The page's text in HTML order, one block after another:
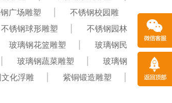
广场雕塑
不锈钢校园雕
不锈钢球形雕塑
不锈钢园林
玻璃钢花篮雕塑
玻璃钢民
玻璃钢蔬菜雕塑
玻璃钢
化浮雕
紫铜锻造雕塑